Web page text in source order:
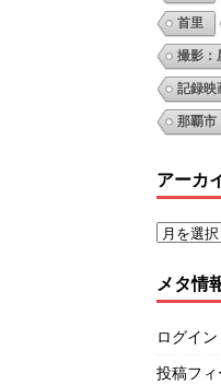
首里
撮影：
記録映
那覇市
アーカ
メタ情
ログイン
投稿フィ